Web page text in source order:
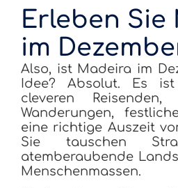
Erleben Sie
im
Also, ist Madeira im
Idee? Absolut. Es
cleveren
Wanderungen,
eine richtige Auszeit
Sie tauschen
atemberaubende
Menschenmassen.